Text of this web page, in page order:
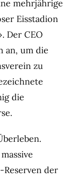
mehrjährige
Eisstadion
Der CEO
an, um die
zu
die
der